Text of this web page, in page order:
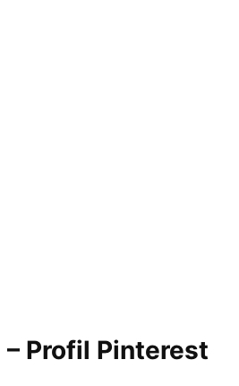
Profil Pinterest